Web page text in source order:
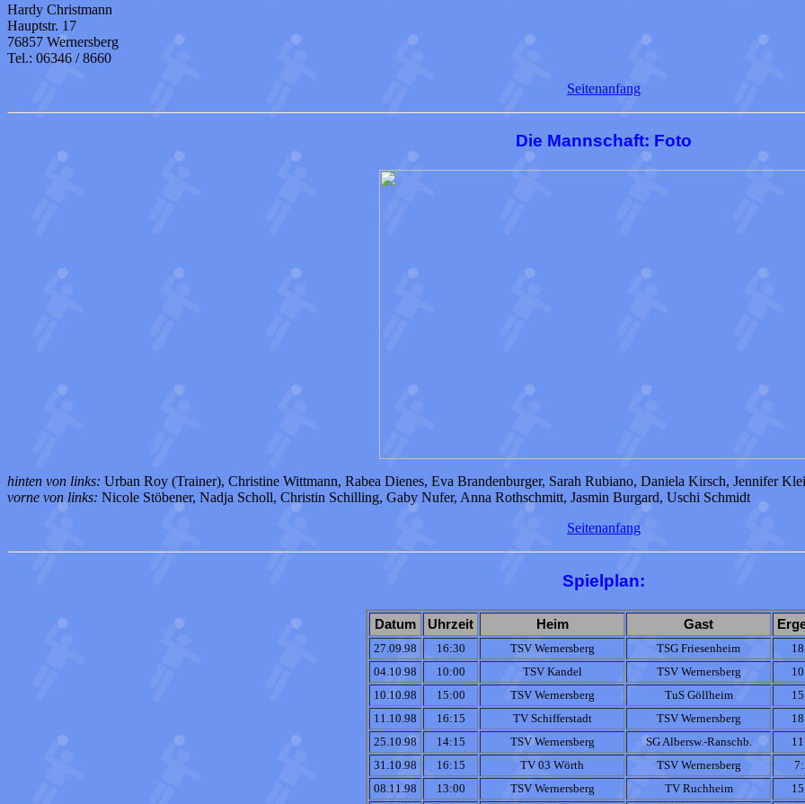
Hardy Christmann
Hauptstr. 17
76857 Wernersberg
Tel.: 06346 / 8660
Seitenanfang
Die Mannschaft: Foto
hinten von links: Urban Roy (Trainer), Christine Wittmann, Rabea Dienes, Eva Brandenburger, Sarah Rubiano, Daniela Kirsch, Jennifer
vorne von links: Nicole Stöbener, Nadja Scholl, Christin Schilling, Gaby Nufer, Anna Rothschmitt, Jasmin Burgard, Uschi Schmidt
Seitenanfang
Spielplan:
Datum Uhrzeit Heim Gast
27.09.98 16:30 TSV Wernersberg TSG Friesenheim
04.10.98
10:00 TSV Kandel TSV Wernersberg
10.10.98
15:00 TSV Wernersberg TuS Göllheim
11.10.98
16:15 TV Schifferstadt TSV Wernersberg
25.10.98
14:15 TSV Wernersberg SG Albersw.-Ranschb.
31.10.98
16:15 TV 03 Wörth TSV Wernersberg
08.11.98
13:00 TSV Wernersberg TV Ruchheim